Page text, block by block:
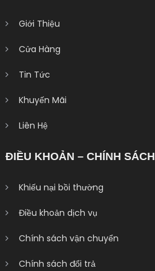
Giới Thiệu
Cửa Hàng
Tin Tức
Khuyến Mãi
Liên Hệ
ĐIỀU KHOẢN – CHÍNH SÁCH
Khiếu nại bồi thường
Điều khoản dịch vụ
Chính sách vận chuyển
Chính sách đổi trả